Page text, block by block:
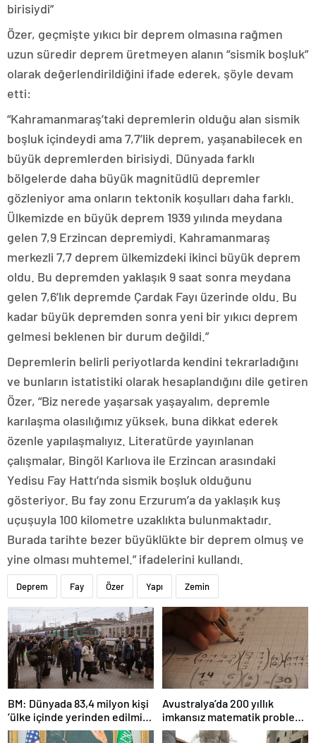
birisiydi”
Özer, geçmişte yıkıcı bir deprem olmasına rağmen
uzun süredir deprem üretmeyen alanın “sismik boşluk”
olarak değerlendirildiğini ifade ederek, şöyle devam
etti:
“Kahramanmaraş’taki depremlerin olduğu alan sismik
boşluk içindeydi ama 7,7’lik deprem, yaşanabilecek en
büyük depremlerden birisiydi. Dünyada farklı
bölgelerde daha büyük magnitüdlü depremler
gözleniyor ama onların tektonik koşulları daha farklı.
Ülkemizde en büyük deprem 1939 yılında meydana
gelen 7,9 Erzincan depremiydi. Kahramanmaraş
merkezli 7,7 deprem ülkemizdeki ikinci büyük deprem
oldu. Bu depremden yaklaşık 9 saat sonra meydana
gelen 7,6’lık depremde Çardak Fayı üzerinde oldu. Bu
kadar büyük depremden sonra yeni bir yıkıcı deprem
gelmesi beklenen bir durum değildi.”
Depremlerin belirli periyotlarda kendini tekrarladığını
ve bunların istatistiki olarak hesaplandığını dile getiren
Özer, “Biz nerede yaşarsak yaşayalım, depremle
karılaşma olasılığımız yüksek, buna dikkat ederek
özenle yapılaşmalıyız. Literatürde yayınlanan
çalışmalar, Bingöl Karlıova ile Erzincan arasındaki
Yedisu Fay Hattı’nda sismik boşluk olduğunu
gösteriyor. Bu fay zonu Erzurum’a da yaklaşık kuş
uçuşuyla 100 kilometre uzaklıkta bulunmaktadır.
Burada tarihte bezer büyüklükte bir deprem olmuş ve
yine olması muhtemel.” ifadelerini kullandı.
Deprem Fay Özer Yapı Zemin
BM: Dünyada 83,4 milyon kişi
‘ülke içinde yerinden edilmiş’
olarak yaşıyor
Avustralya’da 200 yıllık
imkansız matematik problemi
çözüldü